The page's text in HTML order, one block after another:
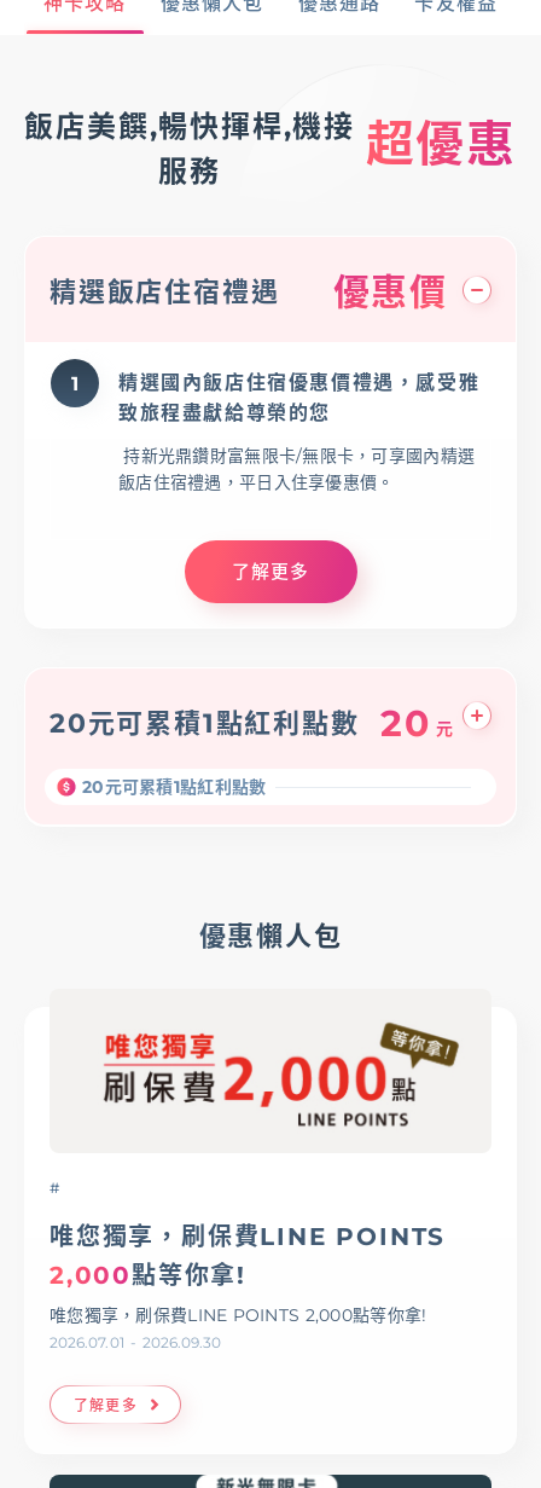
登入
匯利率查詢 幫助中心
優惠活動
飯店美饌,暢快揮桿,機接
服務
超優惠
精選飯店住宿禮遇 優惠價
1
精選國內飯店住宿優惠價禮遇，感受雅
致旅程盡獻給尊榮的您
持新光鼎鑽財富無限卡/無限卡，可享國內精選
飯店住宿禮遇，平日入住享優惠價。
了解更多
20元可累積1點紅利點數 20 元
20元可累積1點紅利點數
優惠懶人包
#
唯您獨享，刷保費LINE POINTS
2,000點等你拿!
唯您獨享，刷保費LINE POINTS 2,000點等你拿!
2026.07.01 - 2026.09.30
了解更多